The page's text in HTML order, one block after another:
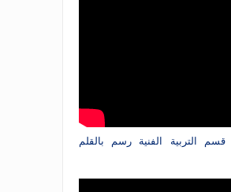
التربية الفنية رسم بالقلم